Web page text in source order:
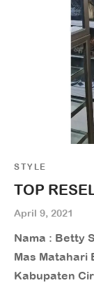
STYLE
TOP
April 9, 2021
Nama : Betty
Mas Matahari
Kabupaten